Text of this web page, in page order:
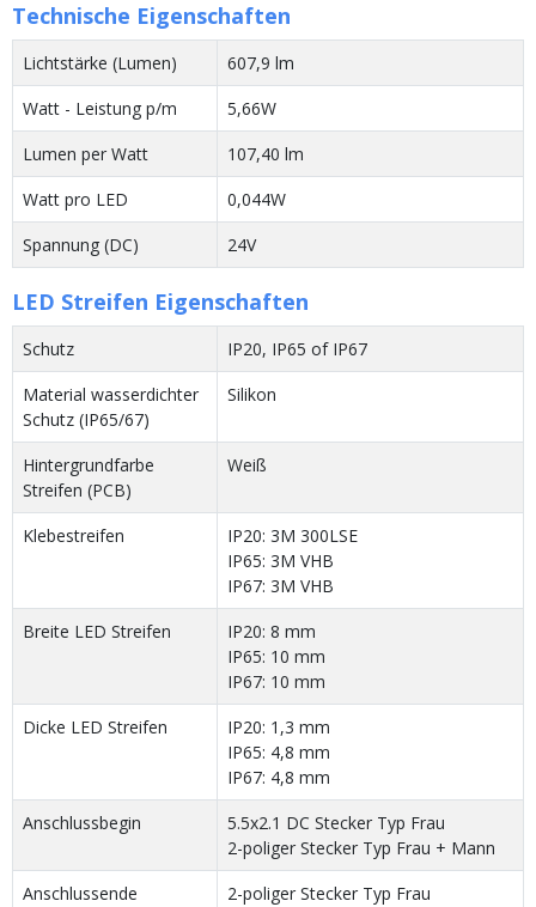
Technische Eigenschaften
Lichtstärke (Lumen)
607,9 lm
Watt - Leistung p/m
5,66W
Lumen per Watt
107,40 lm
Watt pro LED
0,044W
Spannung (DC)
24V
LED Streifen Eigenschaften
Schutz
IP20, IP65 of IP67
Material wasserdichter
Schutz (IP65/67)
Silikon
Hintergrundfarbe
Streifen (PCB)
Weiß
Klebestreifen
IP20: 3M 300LSE
IP65: 3M VHB
IP67: 3M VHB
Breite LED Streifen
IP20: 8 mm
IP65: 10 mm
IP67: 10 mm
Dicke LED Streifen
IP20: 1,3 mm
IP65: 4,8 mm
IP67: 4,8 mm
Anschlussbegin
5.5x2.1 DC Stecker Typ Frau
2-poliger Stecker Typ Frau + Mann
Anschlussende
2-poliger Stecker Typ Frau